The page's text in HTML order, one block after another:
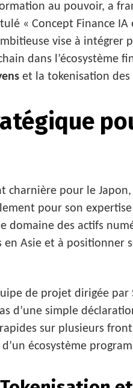
au pouvoir, a
« Concept Finance IA
vise à intégrer
dans l’écosystème
et la tokenisation des
charnière pour le
pour son
domaine des actifs
Asie et à positionner
de projet dirigée par
d’une simple
sur plusieurs
écosystème